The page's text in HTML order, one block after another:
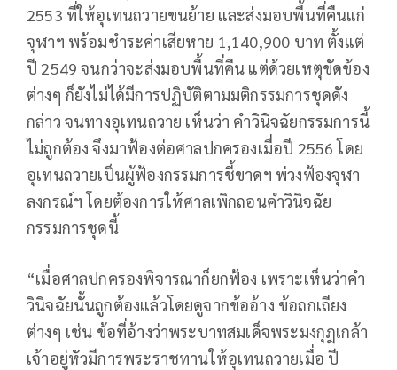
2553 ที่ให้อุเทนถวายขนย้าย และส่งมอบพื้นที่คืนแก่
จุฬาฯ พร้อมชำระค่าเสียหาย 1,140,900 บาท ตั้งแต่
ปี 2549 จนกว่าจะส่งมอบพื้นที่คืน แต่ด้วยเหตุขัดข้อง
ต่างๆ ก็ยังไม่ได้มีการปฏิบัติตามมติกรรมการชุดดัง
กล่าว จนทางอุเทนถวาย เห็นว่า คำวินิจฉัยกรรมการนี้
ไม่ถูกต้อง จึงมาฟ้องต่อศาลปกครองเมื่อปี 2556 โดย
อุเทนถวายเป็นผู้ฟ้องกรรมการชี้ขาดฯ พ่วงฟ้องจุฬา
ลงกรณ์ฯ โดยต้องการให้ศาลเพิกถอนคำวินิจฉัย
กรรมการชุดนี้
“เมื่อศาลปกครองพิจารณาก็ยกฟ้อง เพราะเห็นว่าคำ
วินิจฉัยนั้นถูกต้องแล้วโดยดูจากข้ออ้าง ข้อถกเถียง
ต่างๆ เช่น ข้อที่อ้างว่าพระบาทสมเด็จพระมงกุฎเกล้า
เจ้าอยู่หัวมีการพระราชทานให้อุเทนถวายเมื่อ ปี